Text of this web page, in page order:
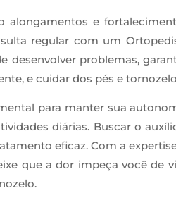
alongamentos e
regular com um
desenvolver problemas,
e cuidar dos pés e
para manter sua
diárias. Buscar o
eficaz. Com a
que a dor impeça você